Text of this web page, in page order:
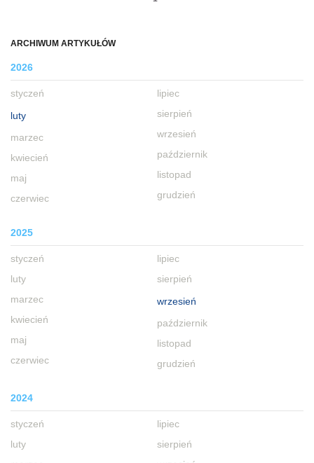
ARCHIWUM ARTYKUŁÓW
2026
styczeń
luty
marzec
kwiecień
maj
czerwiec
lipiec
sierpień
wrzesień
październik
listopad
grudzień
2025
styczeń
luty
marzec
kwiecień
maj
czerwiec
lipiec
sierpień
wrzesień
październik
listopad
grudzień
2024
styczeń
luty
lipiec
sierpień